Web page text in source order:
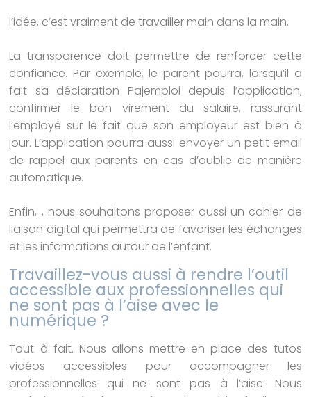
l’idée, c’est vraiment de travailler main dans la main.
La transparence doit permettre de renforcer cette
confiance. Par exemple, le parent pourra, lorsqu’il a
fait sa déclaration Pajemploi depuis l’application,
confirmer le bon virement du salaire, rassurant
l’employé sur le fait que son employeur est bien à
jour. L’application pourra aussi envoyer un petit email
de rappel aux parents en cas d’oublie de manière
automatique.
Enfin, , nous souhaitons proposer aussi un cahier de
liaison digital qui permettra de favoriser les échanges
et les informations autour de l’enfant.
Travaillez-vous aussi à rendre l’outil
accessible aux professionnelles qui
ne sont pas à l’aise avec le
numérique ?
Tout à fait. Nous allons mettre en place des tutos
vidéos accessibles pour accompagner les
professionnelles qui ne sont pas à l’aise. Nous